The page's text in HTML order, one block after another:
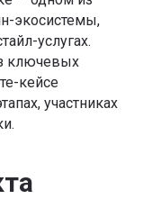
экосистемы,
услугах.
ключевых
кейсе
участниках